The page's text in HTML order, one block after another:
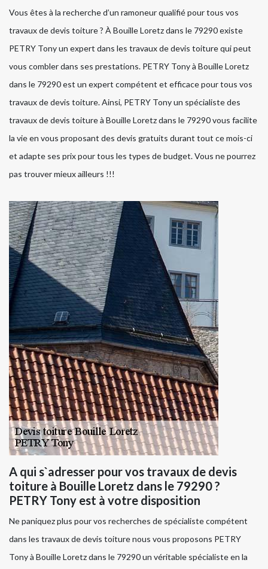
Vous êtes à la recherche d’un ramoneur qualifié pour tous vos
travaux de devis toiture ? À Bouille Loretz dans le 79290 existe
PETRY Tony un expert dans les travaux de devis toiture qui peut
vous combler dans ses prestations. PETRY Tony à Bouille Loretz
dans le 79290 est un expert compétent et efficace pour tous vos
travaux de devis toiture. Ainsi, PETRY Tony un spécialiste des
travaux de devis toiture à Bouille Loretz dans le 79290 vous facilite
la vie en vous proposant des devis gratuits durant tout ce mois-ci
et adapte ses prix pour tous les types de budget. Vous ne pourrez
pas trouver mieux ailleurs !!!
A qui s`adresser pour vos travaux de devis
toiture à Bouille Loretz dans le 79290 ?
PETRY Tony est à votre disposition
Ne paniquez plus pour vos recherches de spécialiste compétent
dans les travaux de devis toiture nous vous proposons PETRY
Tony à Bouille Loretz dans le 79290 un véritable spécialiste en la